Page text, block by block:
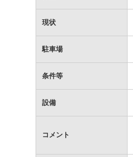
現状
駐車場
条件等
設備
コメント